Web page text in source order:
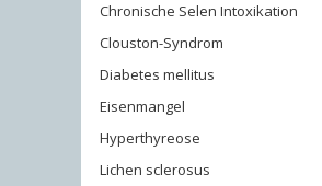
Chronische Selen Intoxikation
Clouston-Syndrom
Diabetes mellitus
Eisenmangel
Hyperthyreose
Lichen sclerosus